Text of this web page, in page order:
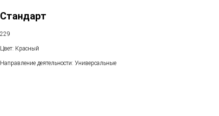
Стандарт
229
Цвет: Красный
Направление деятельности: Универсальные